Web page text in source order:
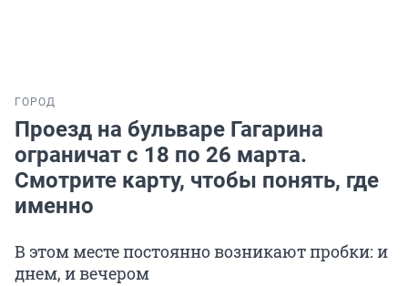
ГОРОД
Проезд на бульваре Гагарина
ограничат с 18 по 26 марта.
Смотрите карту, чтобы понять, где
именно
В этом месте постоянно возникают пробки: и
днем, и вечером